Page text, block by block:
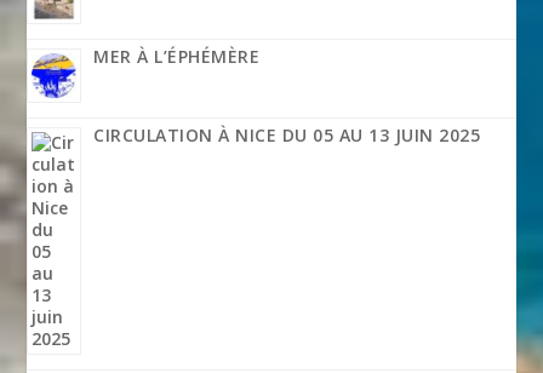
MER À L’ÉPHÉMÈRE
CIRCULATION À NICE DU 05 AU 13 JUIN 2025